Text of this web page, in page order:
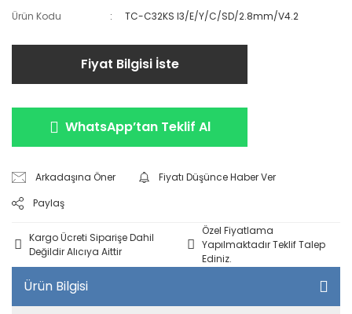
Ürün Kodu TC-C32KS I3/E/Y/C/SD/2.8mm/V4.2
Fiyat Bilgisi İste
WhatsApp’tan Teklif Al
Arkadaşına Öner
Fiyatı Düşünce Haber Ver
Paylaş
Kargo Ücreti Siparişe Dahil
Değildir Alıcıya Aittir
Özel Fiyatlama
Yapılmaktadır Teklif Talep
Ediniz.
Ürün Bilgisi